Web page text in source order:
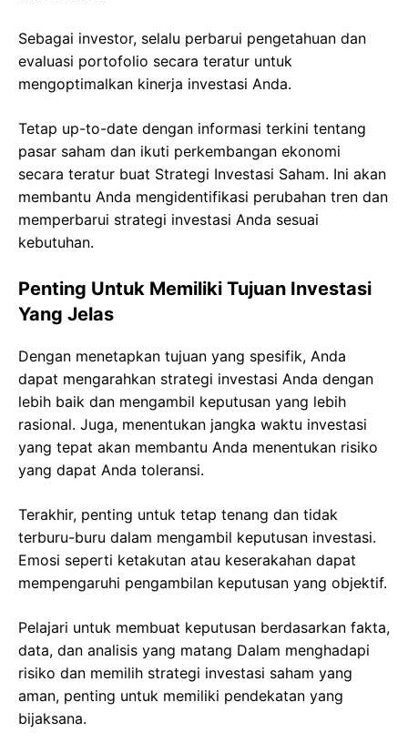
Sebagai investor, selalu perbarui pengetahuan dan
evaluasi portofolio secara teratur untuk
mengoptimalkan kinerja investasi Anda.
Tetap up-to-date dengan informasi terkini tentang
pasar saham dan ikuti perkembangan ekonomi
secara teratur buat Strategi Investasi Saham. Ini akan
membantu Anda mengidentifikasi perubahan tren dan
memperbarui strategi investasi Anda sesuai
kebutuhan.
Penting Untuk Memiliki Tujuan Investasi
Yang Jelas
Dengan menetapkan tujuan yang spesifik, Anda
dapat mengarahkan strategi investasi Anda dengan
lebih baik dan mengambil keputusan yang lebih
rasional. Juga, menentukan jangka waktu investasi
yang tepat akan membantu Anda menentukan risiko
yang dapat Anda toleransi.
Terakhir, penting untuk tetap tenang dan tidak
terburu-buru dalam mengambil keputusan investasi.
Emosi seperti ketakutan atau keserakahan dapat
mempengaruhi pengambilan keputusan yang objektif.
Pelajari untuk membuat keputusan berdasarkan fakta,
data, dan analisis yang matang Dalam menghadapi
risiko dan memilih strategi investasi saham yang
aman, penting untuk memiliki pendekatan yang
bijaksana.